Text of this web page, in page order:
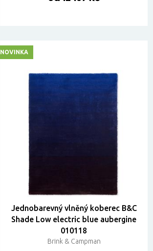
Jednobarevný vlněný koberec B&C
Shade Low electric blue aubergine
010118
Brink & Campman
NOVINKA